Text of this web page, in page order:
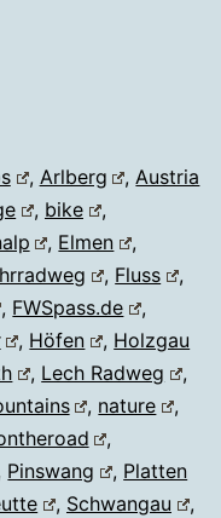
, Arlberg ,Austria
, bike
,
, Elmen
,
, Fluss
,
, FWSpass.de
,
, Höfen , Holzgau
, Lech Radweg
,
, nature
,
,
Pinswang , Platten
, Schwangau
,